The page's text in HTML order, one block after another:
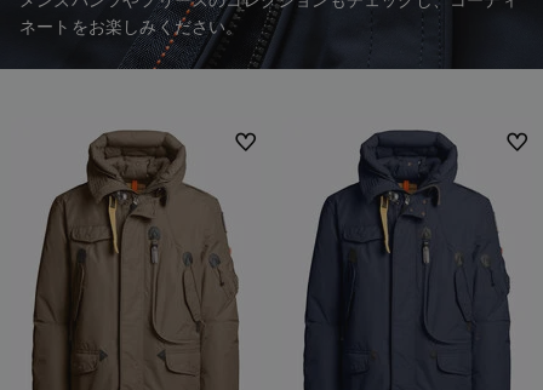
Polo & T-Shirts
パーカー
ジャケット
オーバーシャツ
ベスト
Invisible Cities
Travel
Bluemoon The Crew
Anthony Bogdan
ダウンジャケット
Hybrids
パーカー
トップス & Tシャツ
ニット
ジャケット
ベスト
バッグ・バッグパック
Masterpiece
Invisible Cities
Everyday Wear
Rescue
Travel
Anthony Bogdan
全て見る
アクセサリー
アパレル
アクセサリー
Journal
STORIES
Saving the Pallas' cat
Voices from an Icy Coast
Wiggo Antonsen
Login
Wishlist
Customer Service
言語: 日本
ネートをお楽しみください。
NEW ARRIVALS NEW ARRIVALS